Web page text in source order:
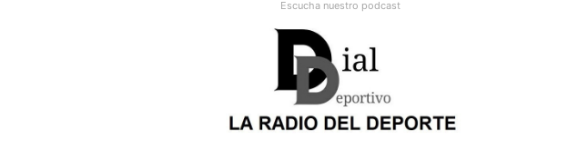
Escucha nuestro podcast